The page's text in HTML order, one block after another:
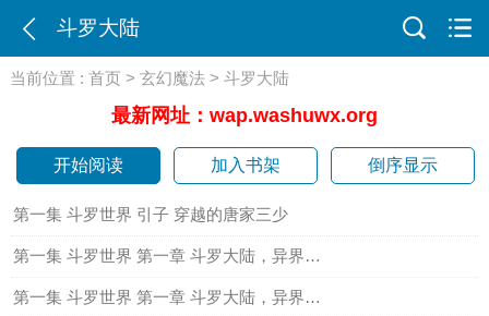
斗罗大陆
当前位置 :首页 >玄幻魔法 > 斗罗大陆
最新网址：wap.washuwx.org
开始阅读 加入书架 倒序显示
第一集 斗罗世界 引子 穿越的唐家三少
第一集 斗罗世界 第一章 斗罗大陆，异界唐三（一）
第一集 斗罗世界 第一章 斗罗大陆，异界唐三二